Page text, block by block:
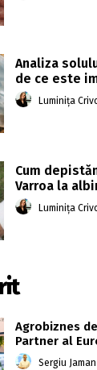
Analiza
de ce este
Luminița
Cum
Varroa la
Luminița
Agrobiznes
Partner al
Sergiu Jaman